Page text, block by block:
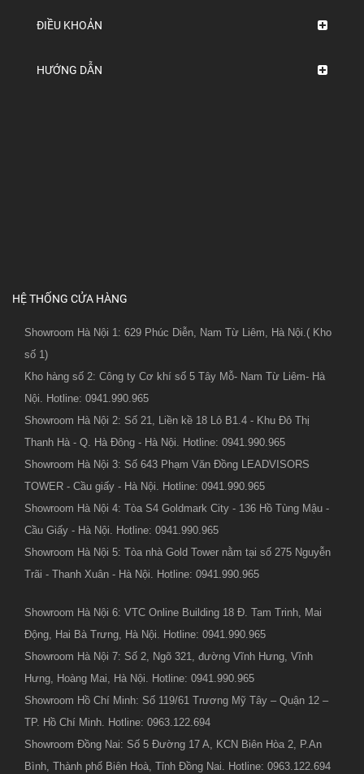
ĐIỀU KHOẢN
HƯỚNG DẪN
HỆ THỐNG CỬA HÀNG
Showroom Hà Nội 1: 629 Phúc Diễn, Nam Từ Liêm, Hà Nội.( Kho
số 1)
Kho hàng số 2: Công ty Cơ khí số 5 Tây Mỗ- Nam Từ Liêm- Hà
Nội. Hotline: 0941.990.965
Showroom Hà Nội 2: Số 21, Liền kề 18 Lô B1.4 - Khu Đô Thị
Thanh Hà - Q. Hà Đông - Hà Nội. Hotline: 0941.990.965
Showroom Hà Nội 3: Số 643 Phạm Văn Đồng LEADVISORS
TOWER - Cầu giấy - Hà Nội. Hotline: 0941.990.965
Showroom Hà Nội 4: Tòa S4 Goldmark City - 136 Hồ Tùng Mậu -
Cầu Giấy - Hà Nội. Hotline: 0941.990.965
Showroom Hà Nội 5: Tòa nhà Gold Tower nằm tại số 275 Nguyễn
Trãi - Thanh Xuân - Hà Nội. Hotline: 0941.990.965
Showroom Hà Nội 6: VTC Online Building 18 Đ. Tam Trinh, Mai
Động, Hai Bà Trưng, Hà Nội. Hotline: 0941.990.965
Showroom Hà Nội 7: Số 2, Ngõ 321, đường Vĩnh Hưng, Vĩnh
Hưng, Hoàng Mai, Hà Nội. Hotline: 0941.990.965
Showroom Hồ Chí Minh: Số 119/61 Trương Mỹ Tây – Quận 12 –
TP. Hồ Chí Minh. Hotline: 0963.122.694
Showroom Đồng Nai: Số 5 Đường 17 A, KCN Biên Hòa 2, P.An
Bình, Thành phố Biên Hoà, Tỉnh Đồng Nai. Hotline: 0963.122.694